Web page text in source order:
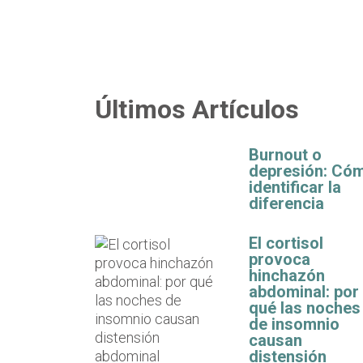
Últimos Artículos
Burnout o
depresión:
identificar la
diferencia
El cortisol
provoca
hinchazón
abdominal: por
qué las noches
de insomnio
causan
distensión